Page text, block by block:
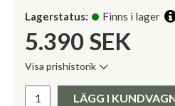
Lagerstatus: Finns i lager
5.390 SEK
Visa prishistorik
LÄGG I